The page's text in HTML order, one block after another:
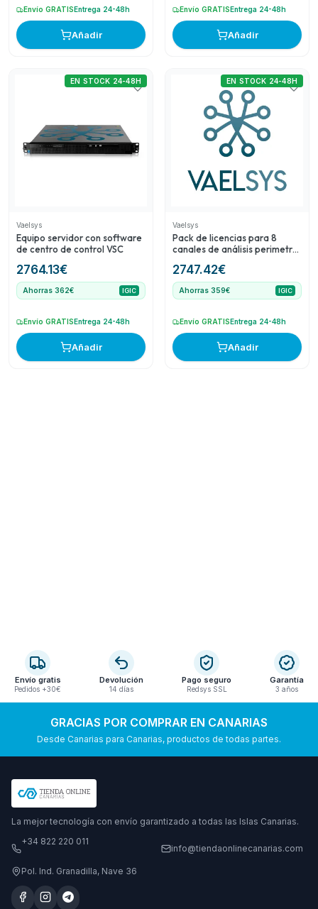
Envío GRATISEntrega 24-48h
Añadir
Envío GRATISEntrega 24-48h
Añadir
Vaelsys
Equipo servidor con software
de centro de control VSC
2764.13€
EN STOCK 24-48H
Ahorras 362€ IGIC
Envío GRATIS Entrega 24-48h
Añadir
Vaelsys
Pack de licencias para 8
canales de análisis perimetral
(DT+)
2747.42€
EN STOCK 24-48H
Ahorras 359€ IGIC
Envío GRATIS Entrega 24-48h
Añadir
Envío gratis
Pedidos +30€
Devolución
14 días
Pago seguro
Redsys SSL
Garantía
3 años
GRACIAS POR COMPRAR EN CANARIAS
Desde Canarias para Canarias, productos de todas partes.
La mejor tecnología con envío garantizado a todas las Islas Canarias.
+34 822 220 011
info@tiendaonlinecanarias.com
Pol. Ind. Granadilla, Nave 36